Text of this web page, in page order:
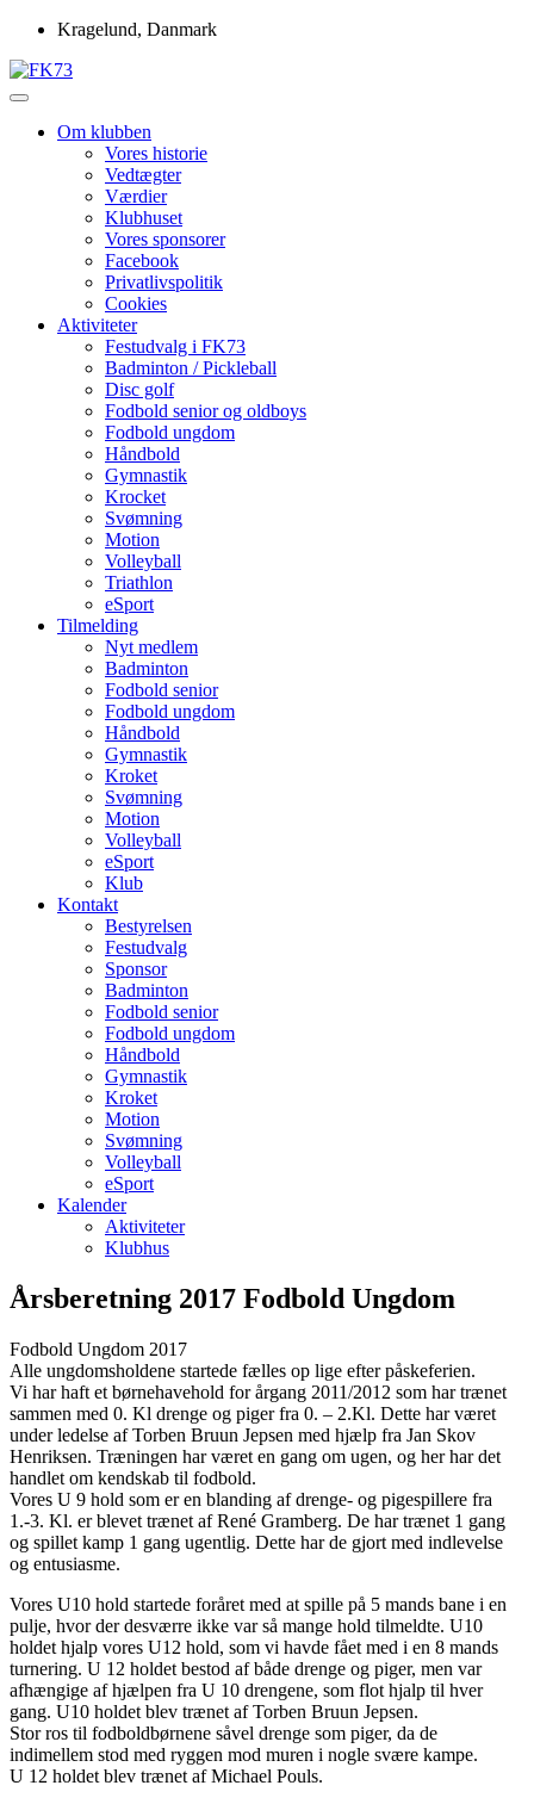
Skip
content
Kragelund, Danmark
FK73
Om klubben
Vores historie
Vedtægter
Værdier
Klubhuset
Vores sponsorer
Facebook
Privatlivspolitik
Cookies
Aktiviteter
Festudvalg i FK73
Badminton / Pickleball
Disc golf
Fodbold senior og oldboys
Fodbold ungdom
Håndbold
Gymnastik
Krocket
Svømning
Motion
Volleyball
Triathlon
eSport
Tilmelding
Nyt medlem
Badminton
Fodbold senior
Fodbold ungdom
Håndbold
Gymnastik
Kroket
Svømning
Motion
Volleyball
eSport
Klub
Kontakt
Bestyrelsen
Festudvalg
Sponsor
Badminton
Fodbold senior
Fodbold ungdom
Håndbold
Gymnastik
Kroket
Motion
Svømning
Volleyball
eSport
Kalender
Aktiviteter
Klubhus
Årsberetning 2017 Fodbold Ungdom
Fodbold Ungdom 2017
Alle ungdomsholdene startede fælles op lige efter påskeferien.
Vi har haft et børnehavehold for årgang 2011/2012 som har trænet
sammen med 0. Kl drenge og piger fra 0. – 2.Kl. Dette har været
under ledelse af Torben Bruun Jepsen med hjælp fra Jan Skov
Henriksen. Træningen har været en gang om ugen, og her har det
handlet om kendskab til fodbold.
Vores U 9 hold som er en blanding af drenge- og pigespillere fra
1.-3. Kl. er blevet trænet af René Gramberg. De har trænet 1 gang
og spillet kamp 1 gang ugentlig. Dette har de gjort med indlevelse
og entusiasme.
Vores U10 hold startede foråret med at spille på 5 mands bane i en
pulje, hvor der desværre ikke var så mange hold tilmeldte. U10
holdet hjalp vores U12 hold, som vi havde fået med i en 8 mands
turnering. U 12 holdet bestod af både drenge og piger, men var
afhængige af hjælpen fra U 10 drengene, som flot hjalp til hver
gang. U10 holdet blev trænet af Torben Bruun Jepsen.
Stor ros til fodboldbørnene såvel drenge som piger, da de
indimellem stod med ryggen mod muren i nogle svære kampe.
U 12 holdet blev trænet af Michael Pouls.